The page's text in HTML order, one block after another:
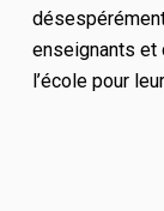
enseignants et
l’école pour